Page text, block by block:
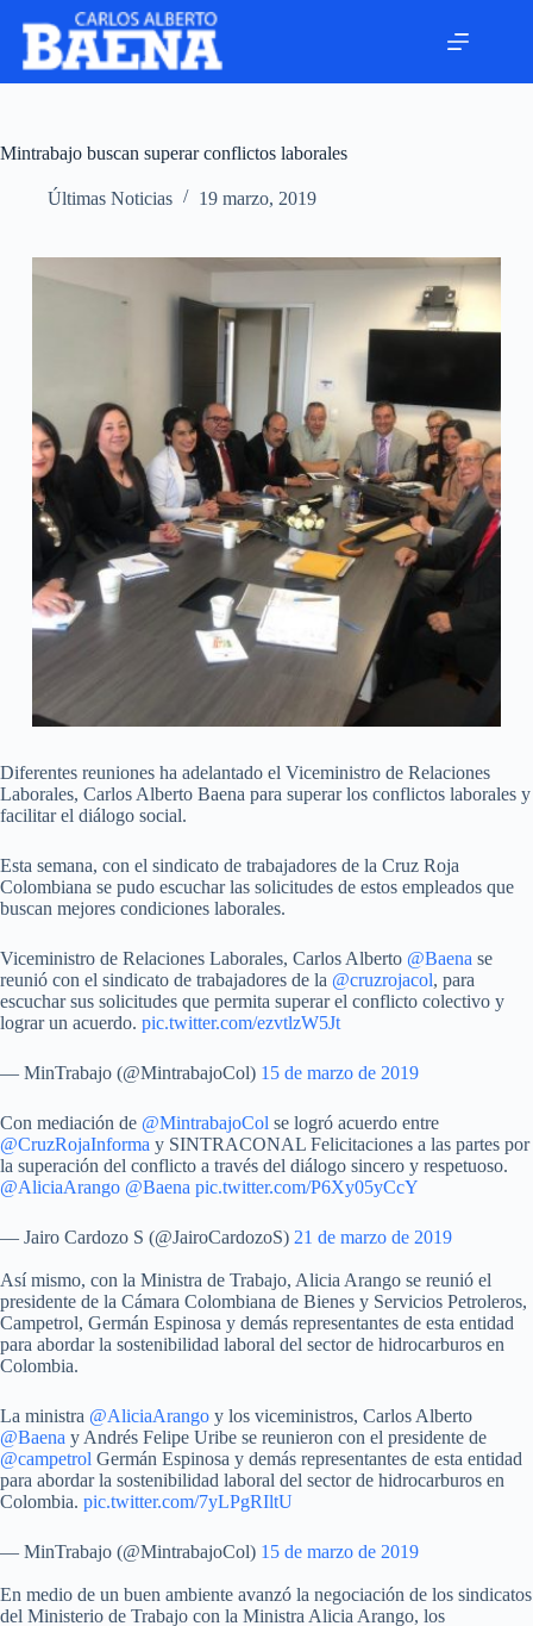
Mintrabajo buscan superar conflictos laborales
Últimas Noticias 19 marzo, 2019
Diferentes reuniones ha adelantado el Viceministro de Relaciones
Laborales, Carlos Alberto Baena para superar los conflictos laborales y
facilitar el diálogo social.
Esta semana, con el sindicato de trabajadores de la Cruz Roja
Colombiana se pudo escuchar las solicitudes de estos empleados que
buscan mejores condiciones laborales.
Viceministro de Relaciones Laborales, Carlos Alberto @Baena se
reunió con el sindicato de trabajadores de la @cruzrojacol, para
escuchar sus solicitudes que permita superar el conflicto colectivo y
lograr un acuerdo. pic.twitter.com/ezvtlzW5Jt
— MinTrabajo (@MintrabajoCol) 15 de marzo de 2019
Con mediación de @MintrabajoCol se logró acuerdo entre
@CruzRojaInforma y SINTRACONAL Felicitaciones a las partes por
la superación del conflicto a través del diálogo sincero y respetuoso.
@AliciaArango @Baena pic.twitter.com/P6Xy05yCcY
— Jairo Cardozo S (@JairoCardozoS) 21 de marzo de 2019
Así mismo, con la Ministra de Trabajo, Alicia Arango se reunió el
presidente de la Cámara Colombiana de Bienes y Servicios Petroleros,
Campetrol, Germán Espinosa y demás representantes de esta entidad
para abordar la sostenibilidad laboral del sector de hidrocarburos en
Colombia.
La ministra @AliciaArango y los viceministros, Carlos Alberto
@Baena y Andrés Felipe Uribe se reunieron con el presidente de
@campetrol Germán Espinosa y demás representantes de esta entidad
para abordar la sostenibilidad laboral del sector de hidrocarburos en
Colombia. pic.twitter.com/7yLPgRIltU
— MinTrabajo (@MintrabajoCol) 15 de marzo de 2019
En medio de un buen ambiente avanzó la negociación de los sindicatos
del Ministerio de Trabajo con la Ministra Alicia Arango, los